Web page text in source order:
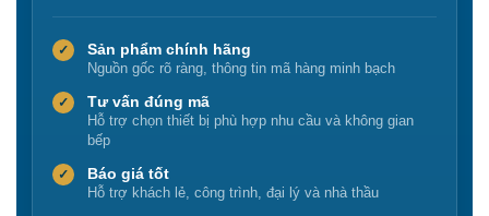
✓ Sản phẩm chính hãng
Nguồn gốc rõ ràng, thông tin mã hàng minh bạch
✓ Tư vấn đúng mã
Hỗ trợ chọn thiết bị phù hợp nhu cầu và không gian
bếp
✓ Báo giá tốt
Hỗ trợ khách lẻ, công trình, đại lý và nhà thầu